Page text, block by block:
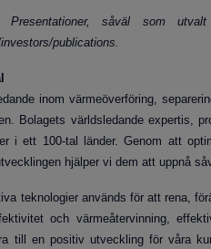
Presentationer, såväl som
publications.
inom värmeöverföring,
Bolagets världsledande expertis,
i ett 100-tal länder. Genom att
hjälper vi dem att uppnå
teknologier används för att rena,
och värmeåtervinning,
till en positiv utveckling för våra